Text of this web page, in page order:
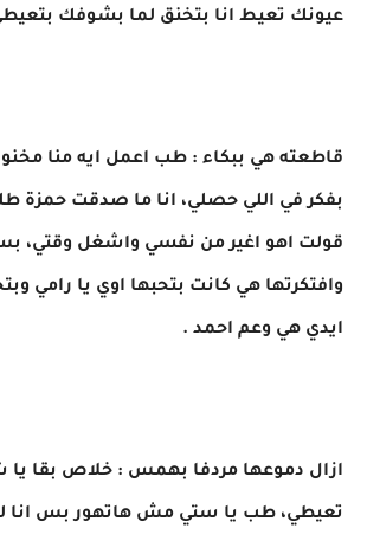
عيونك تعيط انا بتخنق لما بشوفك
قاطعته هي ببكاء : طب اعمل ايه منا
بفكر في اللي حصلي، انا ما صدقت حمزة
قولت اهو اغير من نفسي واشغل وقتي،
وافتكرتها هي كانت بتحبها اوي يا رامي
ايدي هي وعم احمد .
ازال دموعها مردفا بهمس : خلاص بقا
تعيطي، طب يا ستي مش هاتهور بس انا